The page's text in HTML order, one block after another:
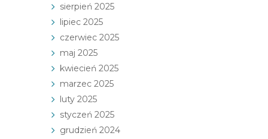
sierpień 2025
lipiec 2025
czerwiec 2025
maj 2025
kwiecień 2025
marzec 2025
luty 2025
styczeń 2025
grudzień 2024